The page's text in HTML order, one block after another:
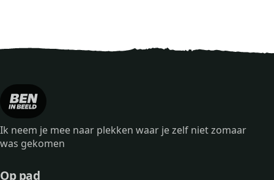
Ik neem je mee naar plekken waar je zelf niet zomaar
was gekomen
Op pad